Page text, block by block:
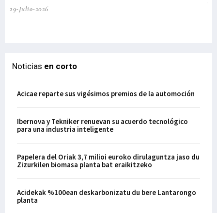
29-Julio-2026
Noticias en corto
Acicae reparte sus vigésimos premios de la automoción
Ibernova y Tekniker renuevan su acuerdo tecnológico
para una industria inteligente
Papelera del Oriak 3,7 milioi euroko dirulaguntza jaso du
Zizurkilen biomasa planta bat eraikitzeko
Acidekak %100ean deskarbonizatu du bere Lantarongo
planta